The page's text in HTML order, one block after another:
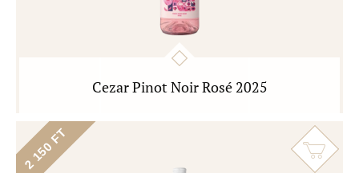
Cezar Pinot Noir Rosé 2025
2 150 FT